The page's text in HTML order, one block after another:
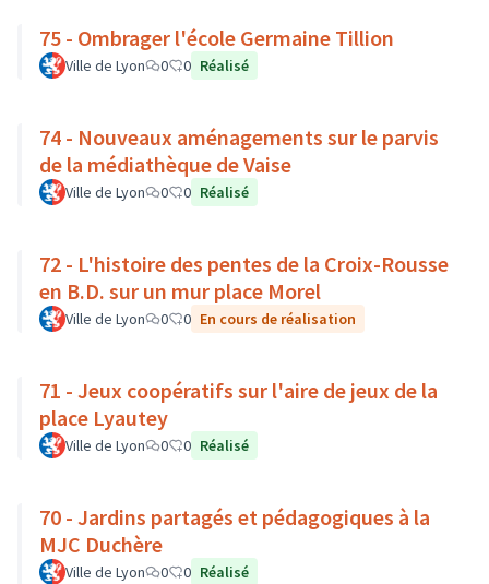
75 - Ombrager l'école Germaine Tillion
Ville de Lyon 0 0 Réalisé
74 - Nouveaux aménagements sur le parvis
de la médiathèque de Vaise
Ville de Lyon 0 0 Réalisé
72 - L'histoire des pentes de la Croix-Rousse
en B.D. sur un mur place Morel
Ville de Lyon 0 0 En cours de réalisation
71 - Jeux coopératifs sur l'aire de jeux de la
place Lyautey
Ville de Lyon 0 0 Réalisé
70 - Jardins partagés et pédagogiques à la
MJC Duchère
Ville de Lyon 0 0 Réalisé